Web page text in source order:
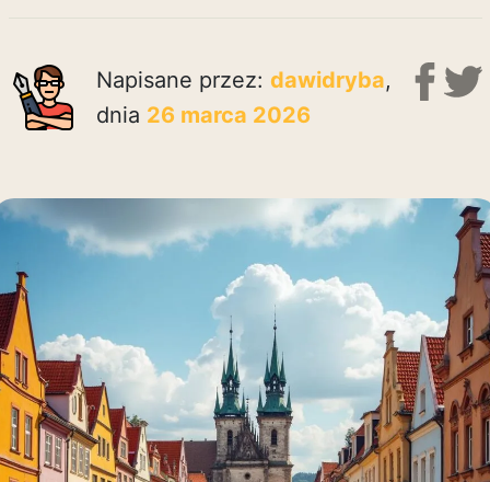
Napisane przez: dawidryba,
dnia 26 marca 2026